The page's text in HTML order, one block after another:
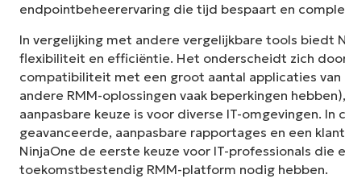
endpointbeheerervaring die tijd bespaart en
In vergelijking met andere vergelijkbare tools biedt
flexibiliteit en efficiëntie. Het onderscheidt zich
compatibiliteit met een groot aantal applicaties
andere RMM-oplossingen vaak beperkingen
aanpasbare keuze is voor diverse IT-omgevingen. In
geavanceerde, aanpasbare rapportages en een
NinjaOne de eerste keuze voor IT-professionals die
toekomstbestendig RMM-platform nodig hebben.